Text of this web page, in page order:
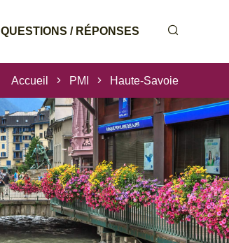
QUESTIONS / RÉPONSES
Accueil PMI Haute-Savoie